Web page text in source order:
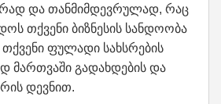
და თანმიმდევრულად, რაც
თქვენი ბიზნესის სანდოობა
ფულადი სახსრების
მართვაში გადახდების და
დევნით.